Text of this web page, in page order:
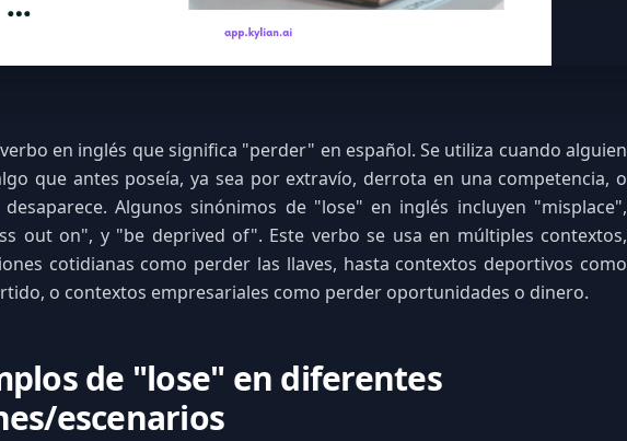
en inglés que significa "perder" en español. Se utiliza cuando alguien
que antes poseía, ya sea por extravío, derrota en una competencia, o
Algunos sinónimos de "lose" en inglés incluyen "misplace",
out on", y "be deprived of". Este verbo se usa en múltiples contextos,
cotidianas como perder las llaves, hasta contextos deportivos como
o contextos empresariales como perder oportunidades o dinero.
de "lose" en diferentes
escenarios